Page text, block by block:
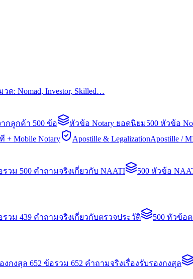
วด: Nomad, Investor, Skilled…
กลูกค้า 500 ข้อ หัวข้อ Notary ยอดนิยม500 หัวข้อ
+ Mobile Notary Apostille & LegalizationApostille /
รวม 500 คำถามจริงเกี่ยวกับ NAATI 500 หัวข้อ
รวม 439 คำถามจริงเกี่ยวกับตรวจประวัติ 500 หัวข้อ
งกงสุล 652 ข้อรวม 652 คำถามจริงเรื่องรับรองกงสุล